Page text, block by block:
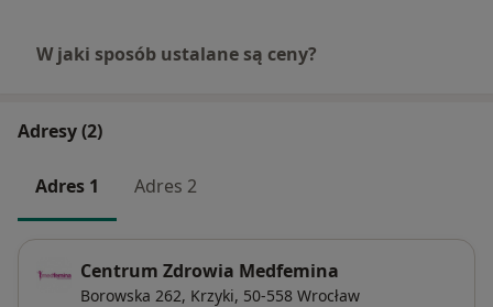
W jaki sposób ustalane są ceny?
Adresy (2)
Adres 1 Adres 2
Centrum Zdrowia Medfemina
Borowska 262, Krzyki, 50-558 Wrocław